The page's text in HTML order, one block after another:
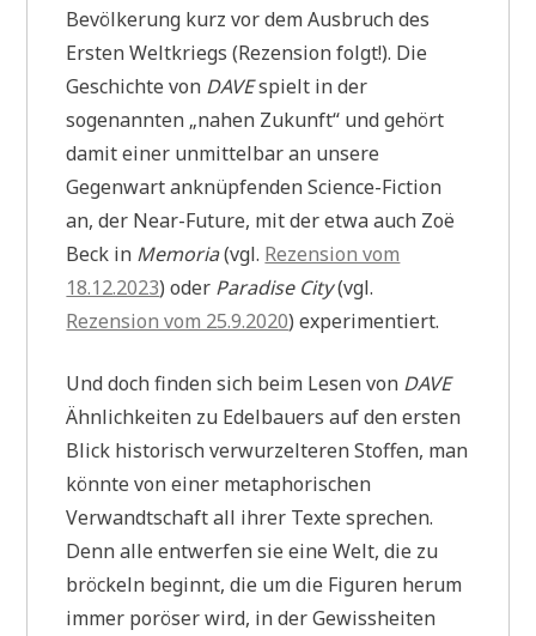
Bevölkerung kurz vor dem Ausbruch des
Ersten Weltkriegs (Rezension folgt!). Die
Geschichte von DAVEspielt in der
sogenannten „nahen Zukunft“ und gehört
damit einer unmittelbar an unsere
Gegenwart anknüpfenden Science-Fiction
an, der Near-Future, mit der etwa auch Zoë
Beck in Memoria(vgl. Rezension vom
18.12.2023) oder Paradise City(vgl.
Rezension vom 25.9.2020) experimentiert.
Und doch finden sich beim Lesen von DAVE
Ähnlichkeiten zu Edelbauers auf den ersten
Blick historisch verwurzelteren Stoffen, man
könnte von einer metaphorischen
Verwandtschaft all ihrer Texte sprechen.
Denn alle entwerfen sie eine Welt, die zu
bröckeln beginnt, die um die Figuren herum
immer poröser wird, in der Gewissheiten